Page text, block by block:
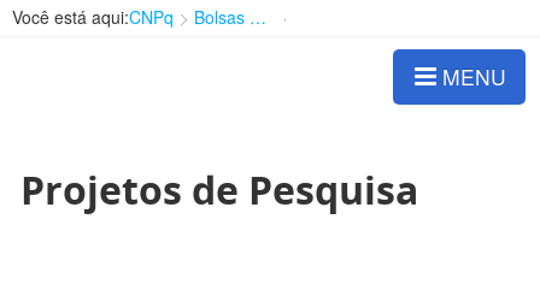
Você está aqui:CNPq Bolsas e Auxílios Vigentes
MENU
Projetos de Pesquisa